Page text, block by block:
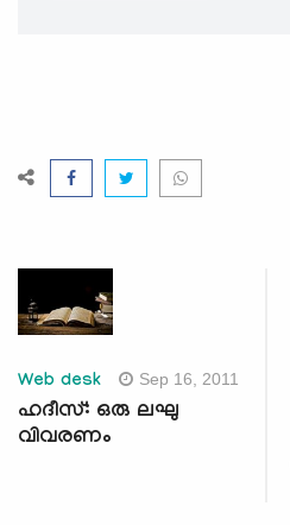
Web desk Sep 16, 2011
ഹദീസ്: ഒരു ലഘു
വിവരണം